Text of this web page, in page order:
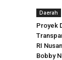
Daerah
Proyek
RI
Bobby